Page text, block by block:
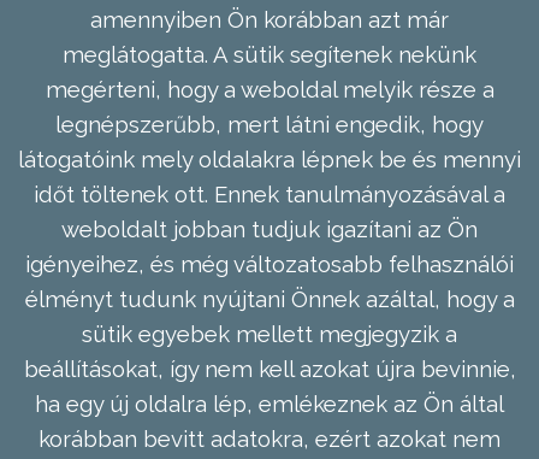
amennyiben Ön korábban azt már
meglátogatta. A sütik segítenek nekünk
megérteni, hogy a weboldal melyik része a
legnépszerűbb, mert látni engedik, hogy
látogatóink mely oldalakra lépnek be és mennyi
időt töltenek ott. Ennek tanulmányozásával a
weboldalt jobban tudjuk igazítani az Ön
igényeihez, és még változatosabb felhasználói
élményt tudunk nyújtani Önnek azáltal, hogy a
sütik egyebek mellett megjegyzik a
beállításokat, így nem kell azokat újra bevinnie,
ha egy új oldalra lép, emlékeznek az Ön által
korábban bevitt adatokra, ezért azokat nem